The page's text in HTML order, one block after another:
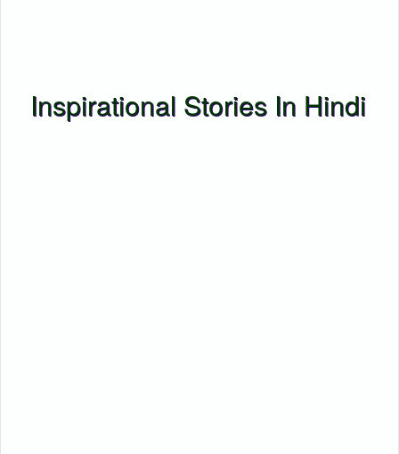
Inspirational Stories In Hindi